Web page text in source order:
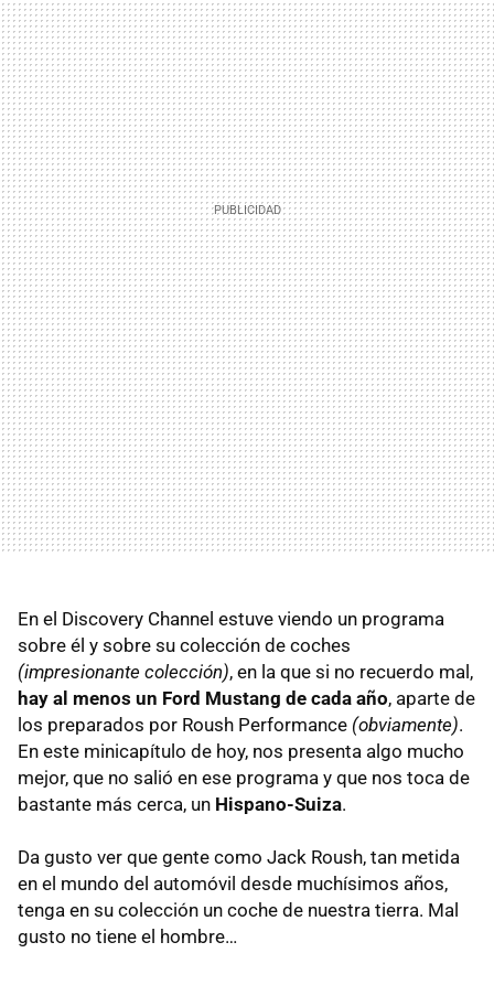
En el Discovery Channel estuve viendo un programa
sobre él y sobre su colección de coches
(impresionante colección), en la que si no recuerdo mal,
hay al menos un Ford Mustang de cada año, aparte de
los preparados por Roush Performance (obviamente).
En este minicapítulo de hoy, nos presenta algo mucho
mejor, que no salió en ese programa y que nos toca de
bastante más cerca, un Hispano-Suiza.
Da gusto ver que gente como Jack Roush, tan metida
en el mundo del automóvil desde muchísimos años,
tenga en su colección un coche de nuestra tierra. Mal
gusto no tiene el hombre…